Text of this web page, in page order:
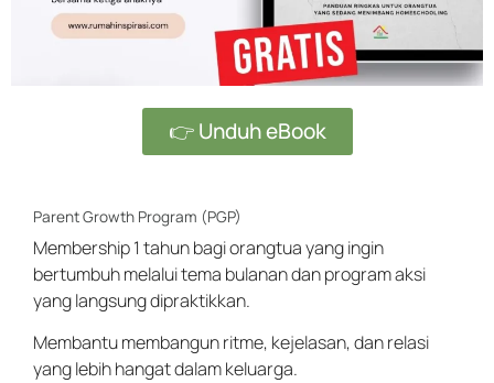
👉 Unduh eBook
Parent Growth Program (PGP)
Membership 1 tahun bagi orangtua yang ingin
bertumbuh melalui tema bulanan dan program aksi
yang langsung dipraktikkan.
Membantu membangun ritme, kejelasan, dan relasi
yang lebih hangat dalam keluarga.